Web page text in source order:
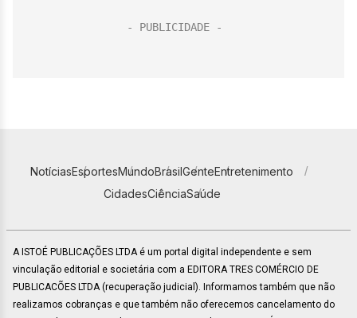
NotíciasEsportesMundoBrasilGenteEntretenimento
CidadesCiênciaSaúde
A ISTOÉ PUBLICAÇÕES LTDA é um portal digital independente e sem
vinculação editorial e societária com a EDITORA TRES COMÉRCIO DE
PUBLICACÕES LTDA (recuperação judicial). Informamos também que não
realizamos cobranças e que também não oferecemos cancelamento do